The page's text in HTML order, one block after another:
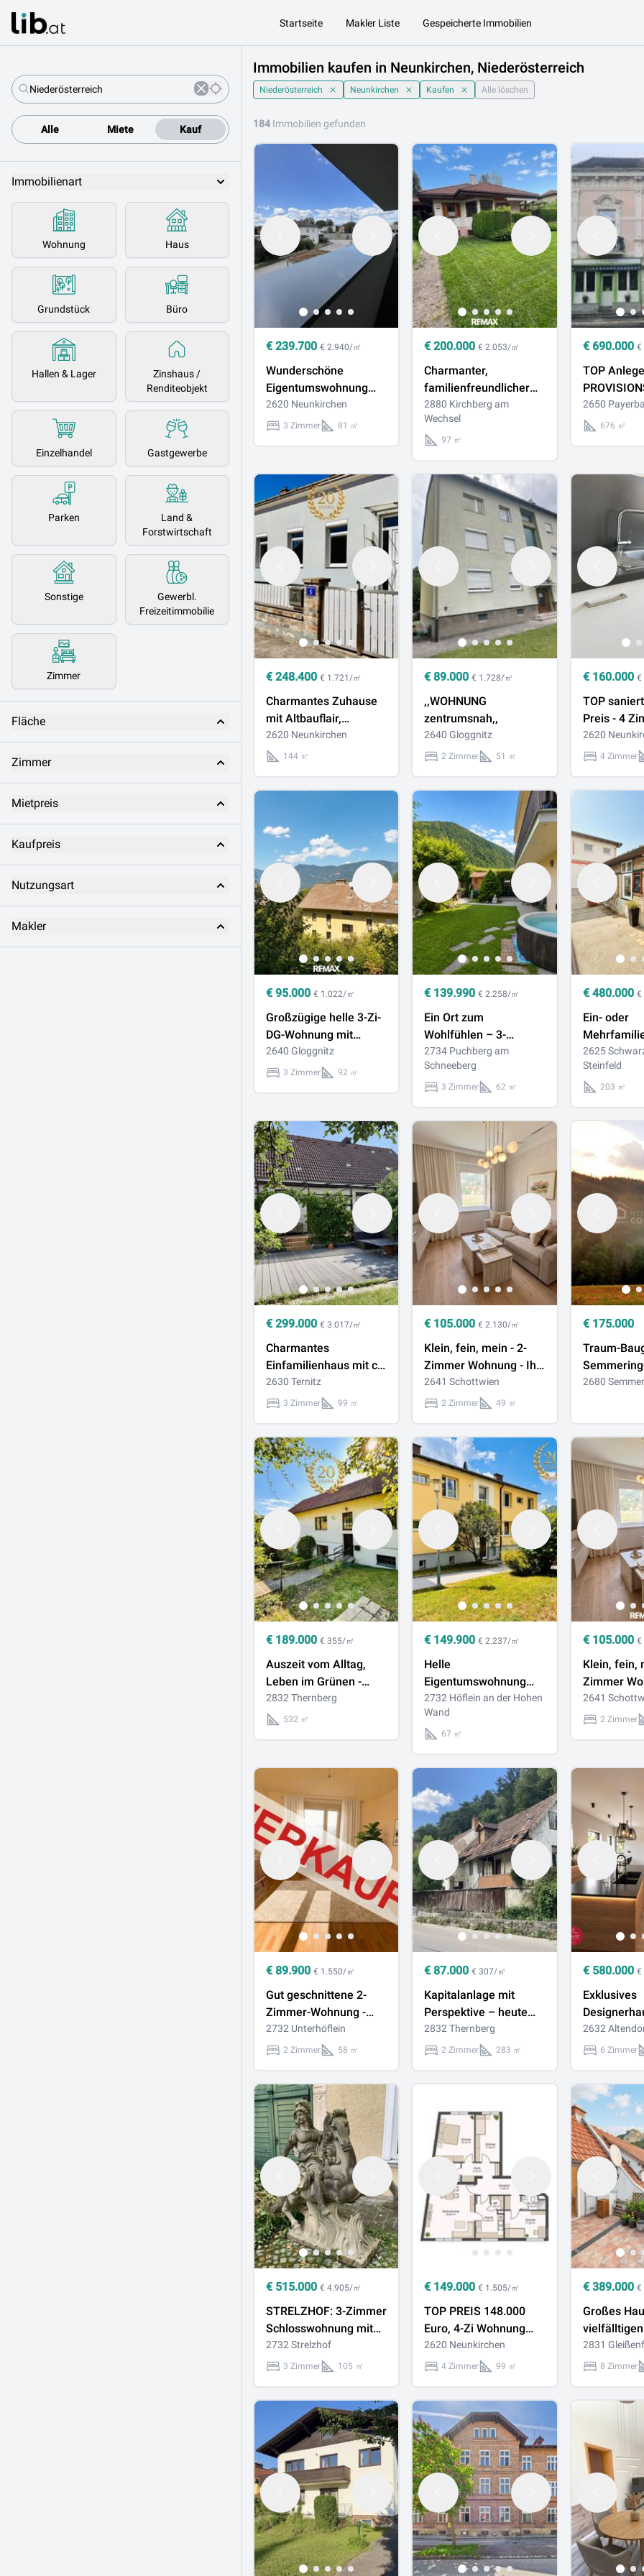
Startseite Makler Liste Gespeicherte Immobilien
Alle Miete Kauf
Immobilienart
Wohnung Haus
Grundstück Büro
Hallen & Lager
Zinshaus /
Renditeobjekt
Einzelhandel Gastgewerbe
Parken
Land &
Forstwirtschaft
Sonstige
Gewerbl.
Freizeitimmobilie
Zimmer
Fläche
Zimmer
Mietpreis
Kaufpreis
Nutzungsart
Makler
Immobilien kaufen in Neunkirchen, Niederösterreich
Niederösterreich Neunkirchen Kaufen Alle löschen
184 Immobilien gefunden
€ 239.700 € 2.940/㎡
Wunderschöne
Eigentumswohnung
mit Balkon in sehr
ruhiger Lage in
2620 Neunkirchen
3 Zimmer 81 ㎡
€200.000 € 2.053/㎡
Charmanter,
familienfreundlicher
Bungalow in ruhiger
Lage - 4 Zimmer,
Keller, Garage!
2880 Kirchberg am
Wechsel
97 ㎡
€ 690.000 €
TOP
2650
676 ㎡
€ 248.400 € 1.721/㎡
Charmantes Zuhause
mit Altbauflair,
Abendsonne und
bester Lage in
2620 Neunkirchen
144 ㎡
€89.000 € 1.728/㎡
,,WOHNUNG
zentrumsnah,,
2640 Gloggnitz
2 Zimmer 51 ㎡
€ 160.000 €
TOP
Preis - 4
Wohnung
geeignet -
2620
4 Zimmer
€ 95.000 € 1.022/㎡
Großzügige helle 3-Zi-
DG-Wohnung mit
Garten in Gloggnitz -
ideal für
2640 Gloggnitz
3 Zimmer 92 ㎡
€ 139.990 € 2.258/㎡
Ein Ort zum
Wohlfühlen – 3-
Zimmer-Wohnung mit
sonnigem Garten,
Bergblick und eigenem
Parkplatz
2734 Puchberg am
Schneeberg
3 Zimmer 62 ㎡
€ 480.000 €
Ein- oder
bester Lage
2625
Steinfeld
203 ㎡
€ 299.000 € 3.017/㎡
Charmantes
Einfamilienhaus mit ca.
99,10 m² Wfl. auf 1.027
m² Eigengrund zu
2630 Ternitz
3 Zimmer 99 ㎡
€ 105.000 € 2.130/㎡
Klein, fein, mein - 2-
Zimmer Wohnung - Ihr
Rückzugsort beim
Semmering!
2641 Schottwien
2 Zimmer 49 ㎡
€ 175.000
Traum-
1272m²
2680
€ 189.000 € 355/㎡
Auszeit vom Alltag,
Leben im Grünen -
Liegenschaft zum Kauf
in Thernberg
2832 Thernberg
532 ㎡
€ 149.900 € 2.237/㎡
Helle
Eigentumswohnung
mit Balkon &
Schneebergblick |
Garage für 2
Fahrzeuge
2732 Höflein an der Hohen
Wand
67 ㎡
€ 105.000 €
Klein, fein,
Zimmer
2641
2 Zimmer
€ 89.900 € 1.550/㎡
Gut geschnittene 2-
Zimmer-Wohnung -
Nahe dem Wander-
und Erholungsgebiet
2732 Unterhöflein
2 Zimmer 58 ㎡
€87.000 € 307/㎡
Kapitalanlage mit
Perspektive – heute
investieren, morgen
selbst einziehen - ca. 8
2832 Thernberg
2 Zimmer 283 ㎡
€ 580.000 €
Exklusives
und
2632
6 Zimmer
€ 515.000 € 4.905/㎡
STRELZHOF: 3-Zimmer
Schlosswohnung mit
Garten & KFZ
Stellplätzen in
Grünruhelage
2732 Strelzhof
3 Zimmer 105 ㎡
€ 149.000 € 1.505/㎡
TOP PREIS 148.000
Euro, 4-Zi Wohnung
99m², renoviert, WG-
tauglich,
2620 Neunkirchen
4 Zimmer 99 ㎡
€ 389.000 €
Großes
vielfälltigen
in
Investoren!
2831
8 Zimmer